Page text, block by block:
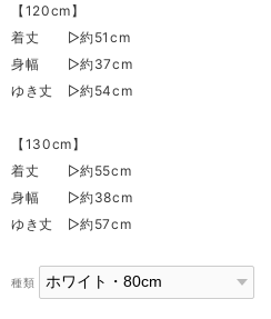
【120cm】
着丈 ▷約51cm
身幅 ▷約37cm
ゆき丈 ▷約54cm
【130cm】
着丈 ▷約55cm
身幅 ▷約38cm
ゆき丈 ▷約57cm
種類